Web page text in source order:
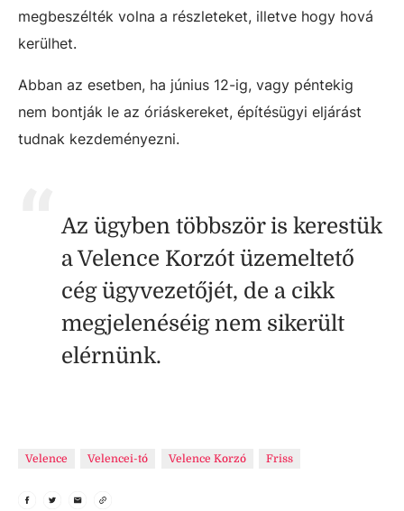
megbeszélték volna a részleteket, illetve hogy hová
kerülhet.
Abban az esetben, ha június 12-ig, vagy péntekig
nem bontják le az óriáskereket, építésügyi eljárást
tudnak kezdeményezni.
Az ügyben többször is kerestük
a Velence Korzót üzemeltető
cég ügyvezetőjét, de a cikk
megjelenéséig nem sikerült
elérnünk.
Velence Velencei-tó Velence Korzó Friss